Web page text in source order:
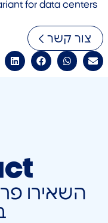
for data centers
צור קשר
השאירו